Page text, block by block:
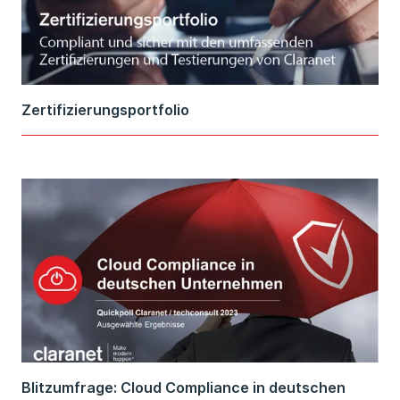
Zertifizierungsportfolio
Blitzumfrage: Cloud Compliance in deutschen